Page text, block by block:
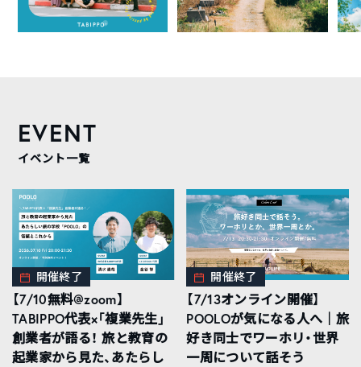
EVENT
イベント一覧
開催終了
【7/10無料@zoom】
TABIPPO代表×「複業先生」
創業者が語る！ 旅と教育の
起業家から見た、あたらし
開催終了
【7/13オンライン開催】
POOLOが気になる人へ｜旅
好き同士でワーホリ・世界
一周について話そう